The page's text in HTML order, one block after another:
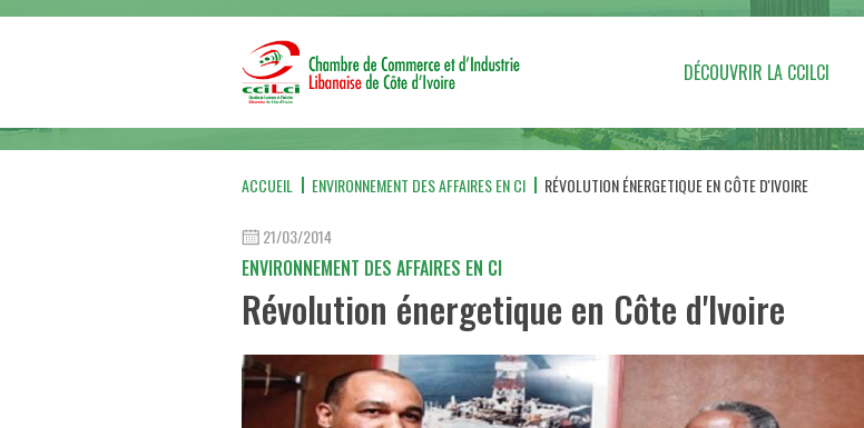
DÉCOUVRIR LA CCILCI
ACCUEIL ENVIRONNEMENT DES AFFAIRES EN CI RÉVOLUTION ÉNERGETIQUE EN CÔTE D'IVOIRE
21/03/2014
ENVIRONNEMENT DES AFFAIRES EN CI
Révolution énergetique en Côte d'Ivoire